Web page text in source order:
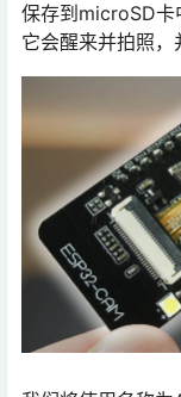
保存到microSD卡
它会醒来并拍照，